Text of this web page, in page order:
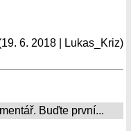
6. 2018 | Lukas_Kriz)
Buďte první...